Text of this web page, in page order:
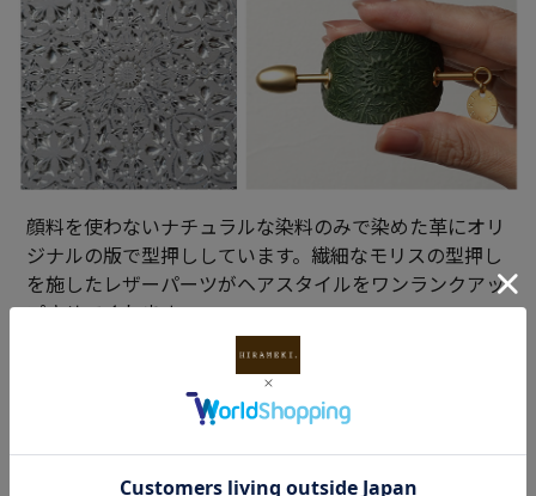
顔料を使わないナチュラルな染料のみで染めた革にオリ
ジナルの版で型押ししています。繊細なモリスの型押し
を施したレザーパーツがヘアスタイルをワンランクアッ
プさせてくれます。